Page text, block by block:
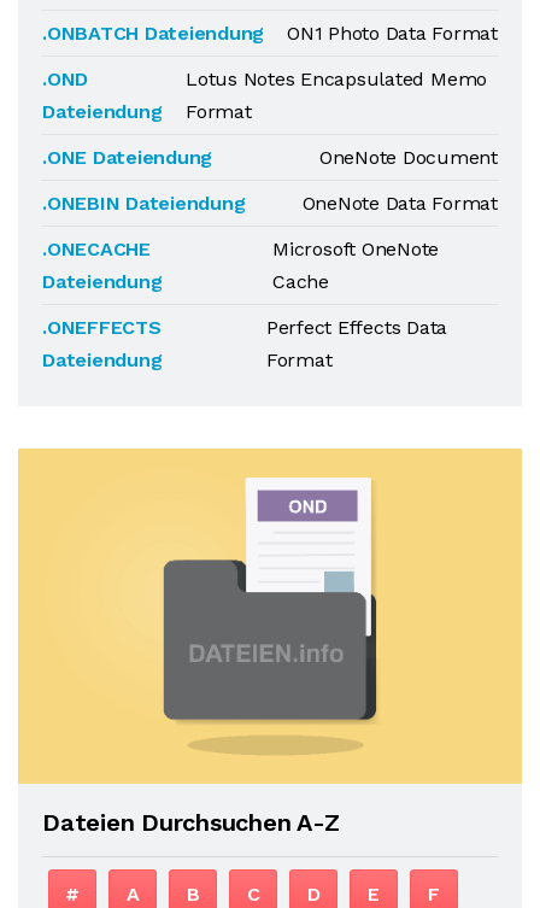
.ONBATCH Dateiendung
ON1 Photo Data Format
.OND
Dateiendung
Lotus Notes Encapsulated Memo
Format
.ONE Dateiendung
OneNote Document
.ONEBIN Dateiendung
OneNote Data Format
.ONECACHE
Dateiendung
Microsoft OneNote
Cache
.ONEFFECTS
Dateiendung
Perfect Effects Data
Format
Dateien Durchsuchen A-Z
# A B C D E F